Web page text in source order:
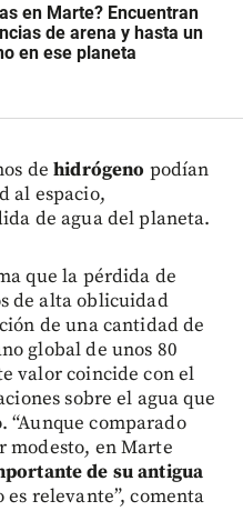
en Marte? Encuentran
de arena y hasta un
en ese planeta
dehidrógeno podían
al espacio,
de agua del planeta.
que la pérdida de
de alta oblicuidad
de una cantidad de
global de unos 80
valor coincide con el
sobre el agua que
“Aunque comparado
modesto, en Marte
de su antigua
relevante”, comenta